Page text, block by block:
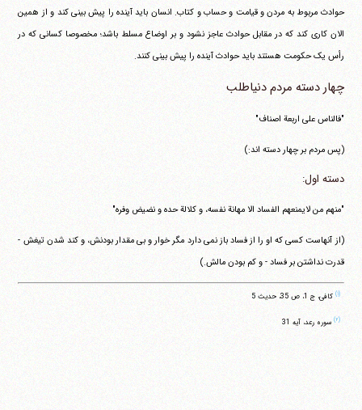
حوادث مربوط به مردن و قیامت و حساب و کتاب. انسان باید آینده را پیش بینی کند و از همین
الان کاری کند که در مقابل حوادث عاجز نشود و بر اوضاع مسلط باشد؛ مخصوصا کسانی که در
رأس یک حکومت هستند باید حوادث آینده را پیش بینی کنند.
چهار دسته مردم دنیاطلب
"فالناس علی اربعة اصناف"
(پس مردم بر چهار دسته اند:)
دسته اول:
"منهم من لایمنعهم الفساد الا مهانة نفسه، و کلالة حده و نضیض وفره"
(از آنهاست کسی که او را از فساد باز نمی دارد مگر خوار و بی مقدار بودنش، و کند شدن تیغش -
قدرت نداشتن بر فساد - و کم بودن مالش.)
(۱) کافی، ج 1، ص 35، حدیث 5
(۲) سوره رعد، آیه 31